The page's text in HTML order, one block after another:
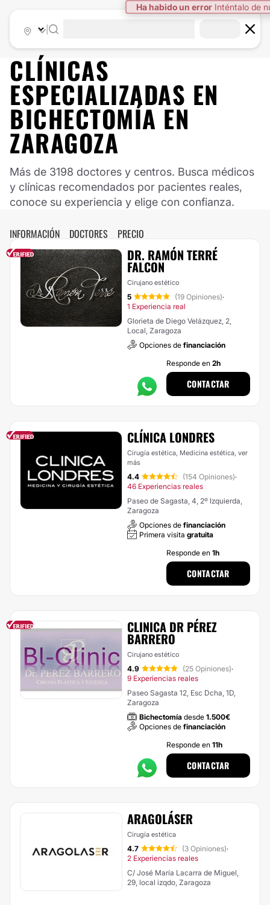
Ha habido un error Inténtalo de
CLÍNICAS
ESPECIALIZADAS EN
BICHECTOMÍA EN
ZARAGOZA
Más de 3198 doctores y centros. Busca médicos
y clínicas recomendados por pacientes reales,
conoce su experiencia y elige con confianza.
INFORMACIÓN DOCTORES PRECIO
DR. RAMÓN TERRÉ
FALCON
Cirujano estético
5 (19 Opiniones)·
1 Experiencia real
Glorieta de Diego Velázquez, 2,
Local, Zaragoza
Opciones de financiación
Responde en 2h
CONTACTAR
CLÍNICA LONDRES
Cirugía estética, Medicina estética, ver
más
4.4 (154 Opiniones)·
46 Experiencias reales
Paseo de Sagasta, 4, 2º Izquierda,
Zaragoza
Opciones de financiación
Primera visita gratuita
Responde en 1h
CONTACTAR
CLINICA DR PÉREZ
BARRERO
Cirujano estético
4.9 (25 Opiniones)·
9 Experiencias reales
Paseo Sagasta 12, Esc Dcha, 1D,
Zaragoza
Bichectomía desde 1.500€
Opciones de financiación
Responde en 11h
CONTACTAR
ARAGOLÁSER
Cirugía estética
4.7 (3 Opiniones)·
2 Experiencias reales
C/ José María Lacarra de Miguel,
29, local izqdo, Zaragoza